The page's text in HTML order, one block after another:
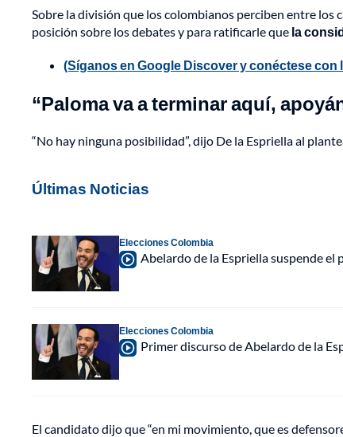
Sobre la división que los colombianos perciben entre los
posición sobre los debates y para ratificarle que la
(Síganos en Google Discover y conéctese
“Paloma va a terminar aquí,
“No hay ninguna posibilidad”, dijo De la Espriella al
Últimas Noticias
Elecciones Colombia
Abelardo de la Espriella suspende
Elecciones Colombia
Primer discurso de Abelardo de la
El candidato dijo que “en mi movimiento, que es